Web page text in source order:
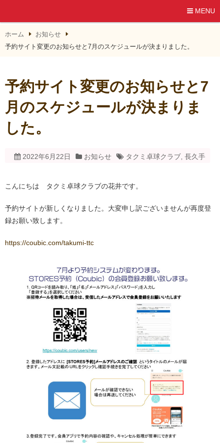
MENU
ホーム
お知らせ
予約サイト変更のお知らせと7月のスケジュールが決まりました。
予約サイト変更のお知らせと7
月のスケジュールが決まりま
した。
2022年6月22日 お知らせ タクミ卓球クラブ 長久手
こんにちは タクミ卓球クラブの花井です。
予約サイトが新しくなりました。大変申し訳ございませんが再度登
録お願い致します。
https://coubic.com/takumi-ttc